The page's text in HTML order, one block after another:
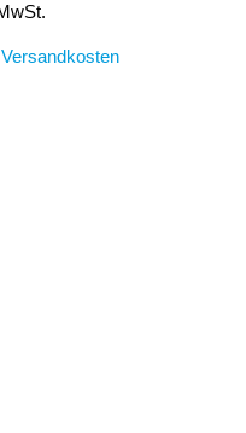
Versandkosten